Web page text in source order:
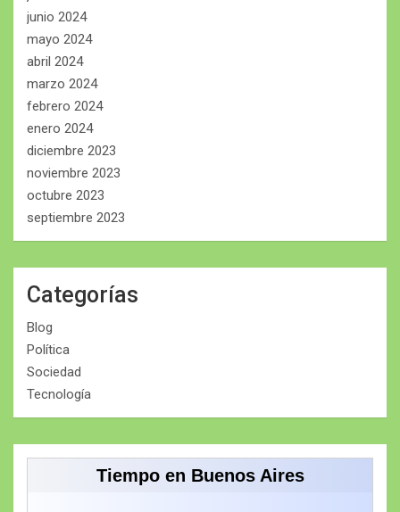
junio 2024
mayo 2024
abril 2024
marzo 2024
febrero 2024
enero 2024
diciembre 2023
noviembre 2023
octubre 2023
septiembre 2023
Categorías
Blog
Política
Sociedad
Tecnología
Tiempo en Buenos Aires